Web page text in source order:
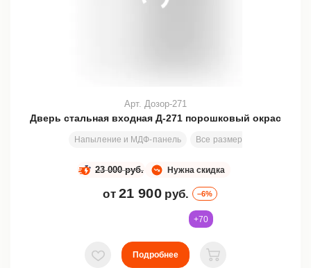
Дверь стальная входная Д-271 порошковый окрас
Напыление и МДФ-панель Все размеры
Арт. Дозор-271
Нужна скидка
23 000 руб.
от 21 900 руб. –6%
+70
В избранное
Подробнее
В корзину